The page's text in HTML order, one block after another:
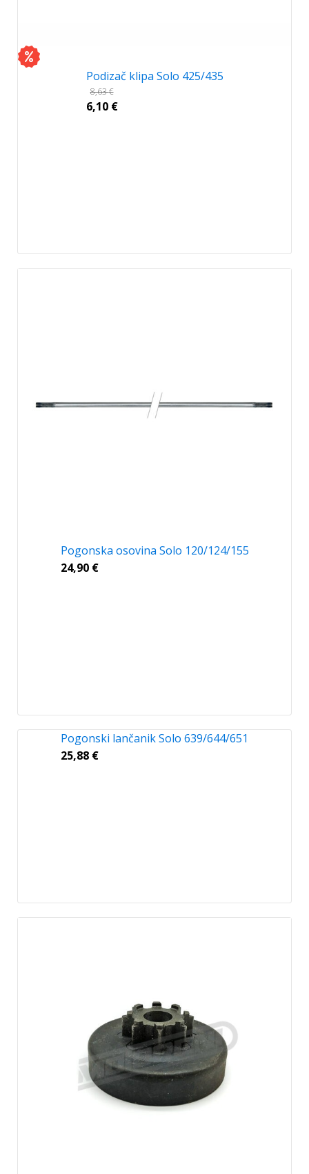
Podizač klipa Solo 425/435
8,63€
6,10 €
Pogonska osovina Solo 120/124/155
24,90 €
Pogonski lančanik Solo 639/644/651
25,88 €